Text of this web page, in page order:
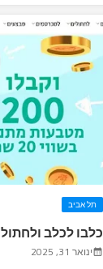
תל אביב
כלבו לכלב ולחתול
ינואר 31, 2025